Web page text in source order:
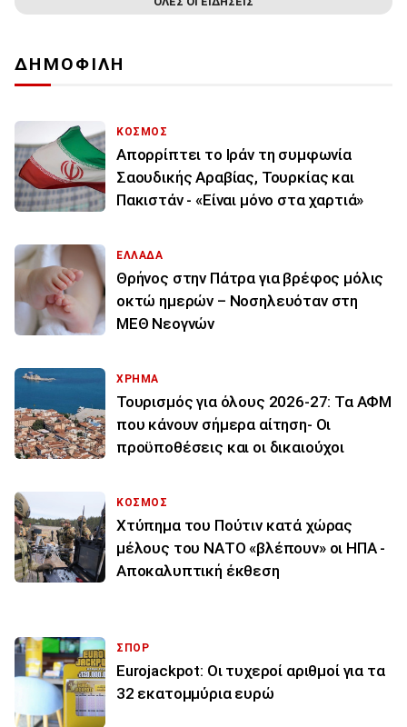
ΔΗΜΟΦΙΛΗ
ΚΟΣΜΟΣ
Απορρίπτει το Ιράν τη συμφωνία
Σαουδικής Αραβίας, Τουρκίας και
Πακιστάν - «Είναι μόνο στα χαρτιά»
ΕΛΛΑΔΑ
Θρήνος στην Πάτρα για βρέφος μόλις
οκτώ ημερών – Νοσηλευόταν στη
ΜΕΘ Νεογνών
ΧΡΗΜΑ
Τουρισμός για όλους 2026-27: Τα ΑΦΜ
που κάνουν σήμερα αίτηση- Οι
προϋποθέσεις και οι δικαιούχοι
ΚΟΣΜΟΣ
Χτύπημα του Πούτιν κατά χώρας
μέλους του ΝΑΤΟ «βλέπουν» οι ΗΠΑ -
Αποκαλυπτική έκθεση
ΣΠΟΡ
Eurojackpot: Οι τυχεροί αριθμοί για τα
32 εκατoμμύρια ευρώ